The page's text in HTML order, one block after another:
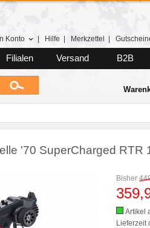
Konto Hilfe Merkzettel
Filialen Versand B2B
'70 SuperCharged RTR
Bisher
Artikel
Lieferzeit